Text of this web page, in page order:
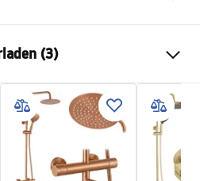
Chrome
Ecke
Transparent 4mm
Pendeltür
Primo
(3)
KABINY DRZWI